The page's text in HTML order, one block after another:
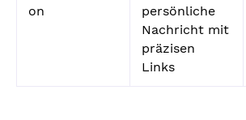
on
persönliche
Nachricht mit
präzisen
Links